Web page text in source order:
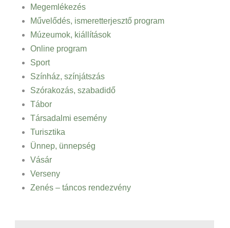
Megemlékezés
Művelődés, ismeretterjesztő program
Múzeumok, kiállítások
Online program
Sport
Színház, színjátszás
Szórakozás, szabadidő
Tábor
Társadalmi esemény
Turisztika
Ünnep, ünnepség
Vásár
Verseny
Zenés – táncos rendezvény